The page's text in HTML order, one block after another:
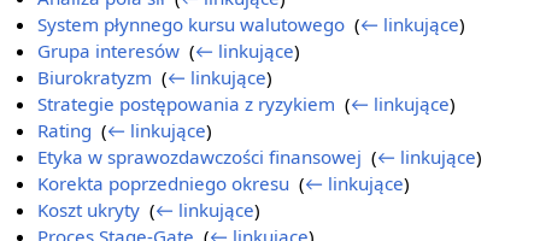
System płynnego kursu walutowego ‎(← linkujące)
Grupa interesów ‎(← linkujące)
Biurokratyzm ‎(← linkujące)
Strategie postępowania z ryzykiem ‎(← linkujące)
Rating ‎(← linkujące)
Etyka w sprawozdawczości finansowej ‎(← linkujące)
Korekta poprzedniego okresu ‎(← linkujące)
Koszt ukryty ‎(← linkujące)